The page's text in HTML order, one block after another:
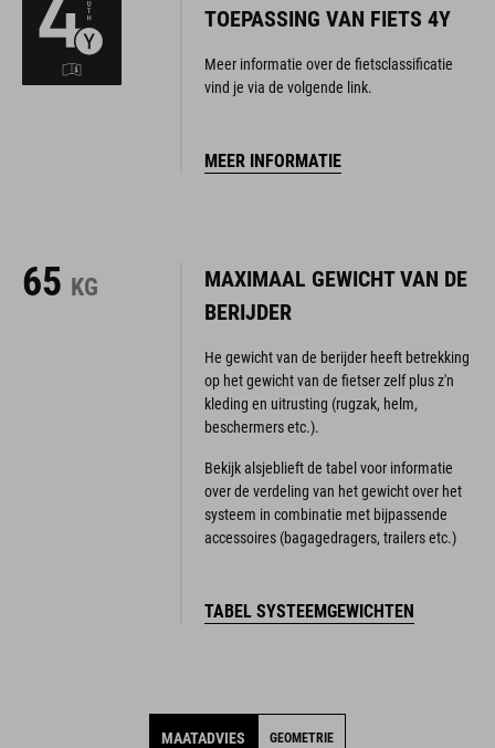
TOEPASSING VAN FIETS 4Y
Meer informatie over de fietsclassificatie
vind je via de volgende link.
MEER INFORMATIE
65 KG
MAXIMAAL GEWICHT VAN DE
BERIJDER
He gewicht van de berijder heeft betrekking
op het gewicht van de fietser zelf plus z'n
kleding en uitrusting (rugzak, helm,
beschermers etc.).
Bekijk alsjeblieft de tabel voor informatie
over de verdeling van het gewicht over het
systeem in combinatie met bijpassende
accessoires (bagagedragers, trailers etc.)
TABEL SYSTEEMGEWICHTEN
MAATADVIES GEOMETRIE